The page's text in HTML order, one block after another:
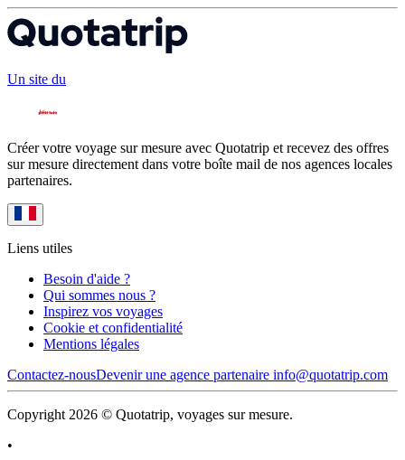
Un site du
Créer votre voyage sur mesure avec Quotatrip et recevez des offres
sur mesure directement dans votre boîte mail de nos agences locales
partenaires.
Liens utiles
Besoin d'aide ?
Qui sommes nous ?
Inspirez vos voyages
Cookie et confidentialité
Mentions légales
Contactez-nousDevenir une agence partenaire info@quotatrip.com
Copyright 2026 © Quotatrip, voyages sur mesure.
•